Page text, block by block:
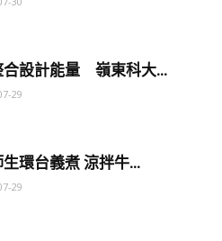
合設計能量 嶺東科大...
29
環台義煮 涼拌牛...
29